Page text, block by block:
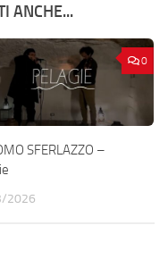
ANCHE...
0
SFERLAZZO –
2026